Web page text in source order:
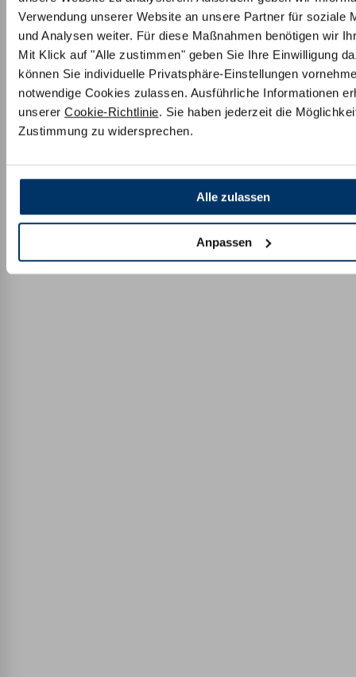
Verwendung unserer Website an unsere Partner für soziale
und Analysen weiter. Für diese Maßnahmen benötigen wir
Mit Klick auf "Alle zustimmen" geben Sie Ihre Einwilligung
können Sie individuelle Privatsphäre-Einstellungen
notwendige Cookies zulassen. Ausführliche Informationen
unserer Cookie-Richtlinie. Sie haben jederzeit die
Zustimmung zu widersprechen.
Alle zulassen
Anpassen